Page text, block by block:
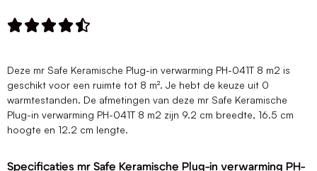

Deze mr Safe Keramische Plug-in verwarming PH-041T 8 m2 is
geschikt voor een ruimte tot 8 m². Je hebt de keuze uit 0
warmtestanden. De afmetingen van deze mr Safe Keramische
Plug-in verwarming PH-041T 8 m2 zijn 9.2 cm breedte, 16.5 cm
hoogte en 12.2 cm lengte.
Specificaties mr Safe Keramische Plug-in verwarming PH-